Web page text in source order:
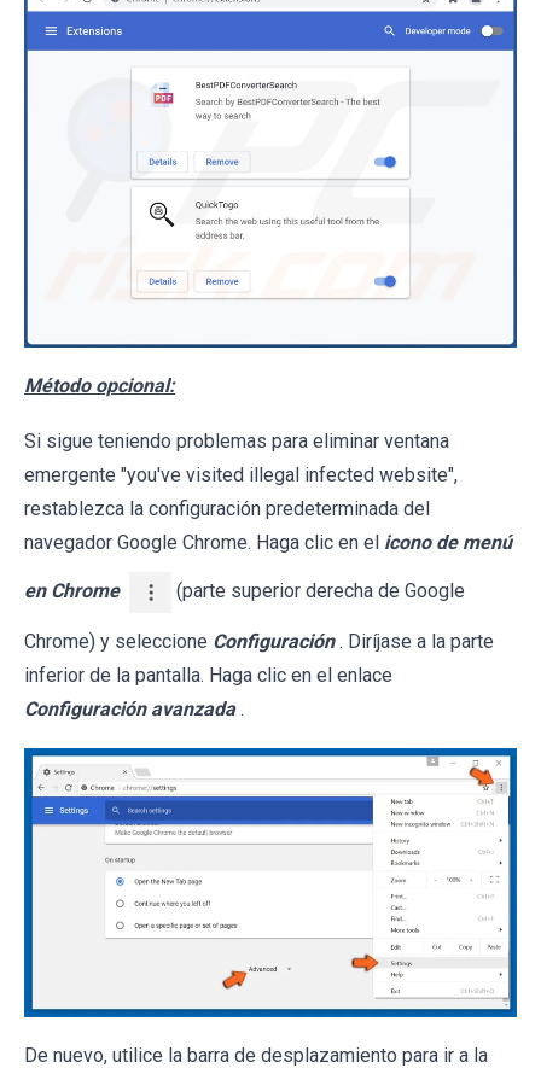
Método opcional:
Si sigue teniendo problemas para eliminar ventana
emergente "you've visited illegal infected website",
restablezca la configuración predeterminada del
navegador Google Chrome. Haga clic en el icono de menú
en Chrome (parte superior derecha de Google
Chrome) y seleccione Configuración . Diríjase a la parte
inferior de la pantalla. Haga clic en el enlace
Configuración avanzada .
De nuevo, utilice la barra de desplazamiento para ir a la